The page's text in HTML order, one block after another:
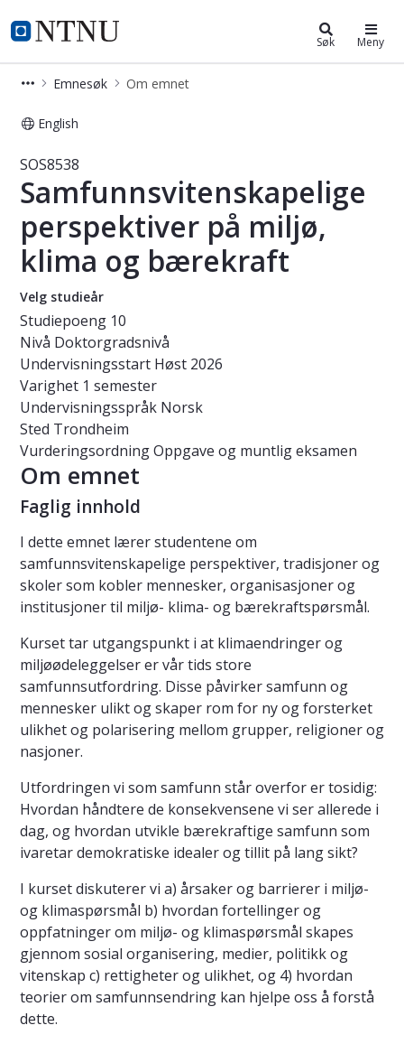
NTNU Hjemmeside
Studier Søk Meny
Emnesøk Om emnet
English
Emne - Samfunnsvitenskapelige
SOS8538
Samfunnsvitenskapelige
perspektiver på miljø,
klima og bærekraft
Velg studieår
Studiepoeng 10
Nivå Doktorgradsnivå
Undervisningsstart Høst 2026
Varighet 1 semester
Undervisningsspråk Norsk
Sted Trondheim
VurderingsordningOppgave og muntlig eksamen
Om emnet
Faglig innhold
I dette emnet lærer studentene om
samfunnsvitenskapelige perspektiver, tradisjoner og
skoler som kobler mennesker, organisasjoner og
institusjoner til miljø- klima- og bærekraftspørsmål.
Kurset tar utgangspunkt i at klimaendringer og
miljøødeleggelser er vår tids store
samfunnsutfordring. Disse påvirker samfunn og
mennesker ulikt og skaper rom for ny og forsterket
ulikhet og polarisering mellom grupper, religioner og
nasjoner.
Utfordringen vi som samfunn står overfor er tosidig:
Hvordan håndtere de konsekvensene vi ser allerede i
dag, og hvordan utvikle bærekraftige samfunn som
ivaretar demokratiske idealer og tillit på lang sikt?
I kurset diskuterer vi a) årsaker og barrierer i miljø-
og klimaspørsmål b) hvordan fortellinger og
oppfatninger om miljø- og klimaspørsmål skapes
gjennom sosial organisering, medier, politikk og
vitenskap c) rettigheter og ulikhet, og 4) hvordan
teorier om samfunnsendring kan hjelpe oss å forstå
dette.